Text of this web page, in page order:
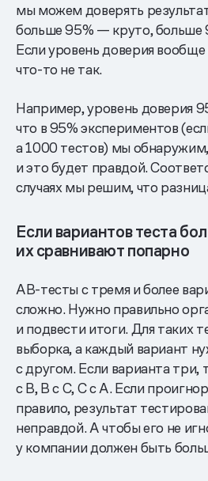
мы можем доверять
больше 95% — круто, больше
Если уровень доверия
что-то не так.
Например, уровень доверия
что в 95% экспериментов
а 1000 тестов) мы
и это будет правдой.
случаях мы решим, что
Если вариантов теста
их сравнивают попарно
АВ-тесты с тремя и более
сложно. Нужно правильно
и подвести итоги. Для таких
выборка, а каждый вариант
с другом. Если варианта три,
c B, B c C, C c A. Если
правило, результат
неправдой. А чтобы его не
у компании должен быть